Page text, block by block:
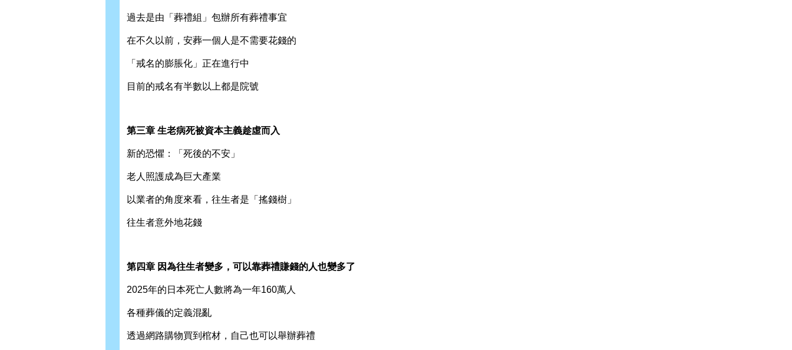
過去是由「葬禮組」包辦所有葬禮事宜
在不久以前，安葬一個人是不需要花錢的
「戒名的膨脹化」正在進行中
目前的戒名有半數以上都是院號
第三章 生老病死被資本主義趁虛而入
新的恐懼：「死後的不安」
老人照護成為巨大產業
以業者的角度來看，往生者是「搖錢樹」
往生者意外地花錢
第四章 因為往生者變多，可以靠葬禮賺錢的人也變多了
2025年的日本死亡人數將為一年160萬人
各種葬儀的定義混亂
透過網路購物買到棺材，自己也可以舉辦葬禮